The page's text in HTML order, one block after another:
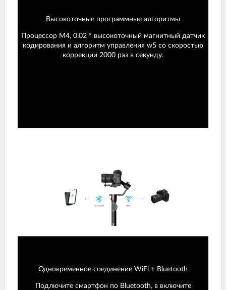
Высокоточные программные алгоритмы
Процессор M4, 0.02 ° высокоточный магнитный датчик
кодирования и алгоритм управления w5 со скоростью
коррекции 2000 раз в секунду.
Одновременное соединение WiFi + Bluetooth
Подлючите смартфон по Bluetooth, в включите